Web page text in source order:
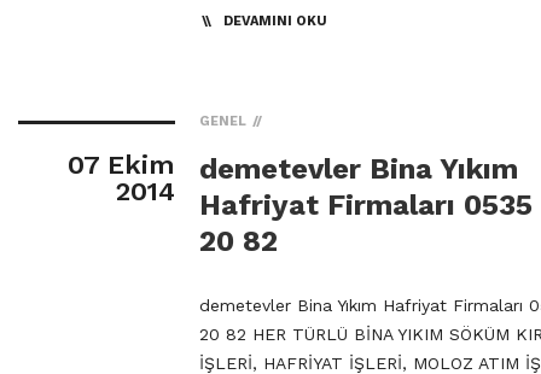
DEVAMINI OKU
07 Ekim
2014
GENEL
demetevler Bina Yıkım
Hafriyat Firmaları 0535
20 82
demetevler Bina Yıkım Hafriyat Firmaları
20 82 HER TÜRLÜ BİNA YIKIM SÖKÜM
İŞLERİ, HAFRİYAT İŞLERİ, MOLOZ ATIM